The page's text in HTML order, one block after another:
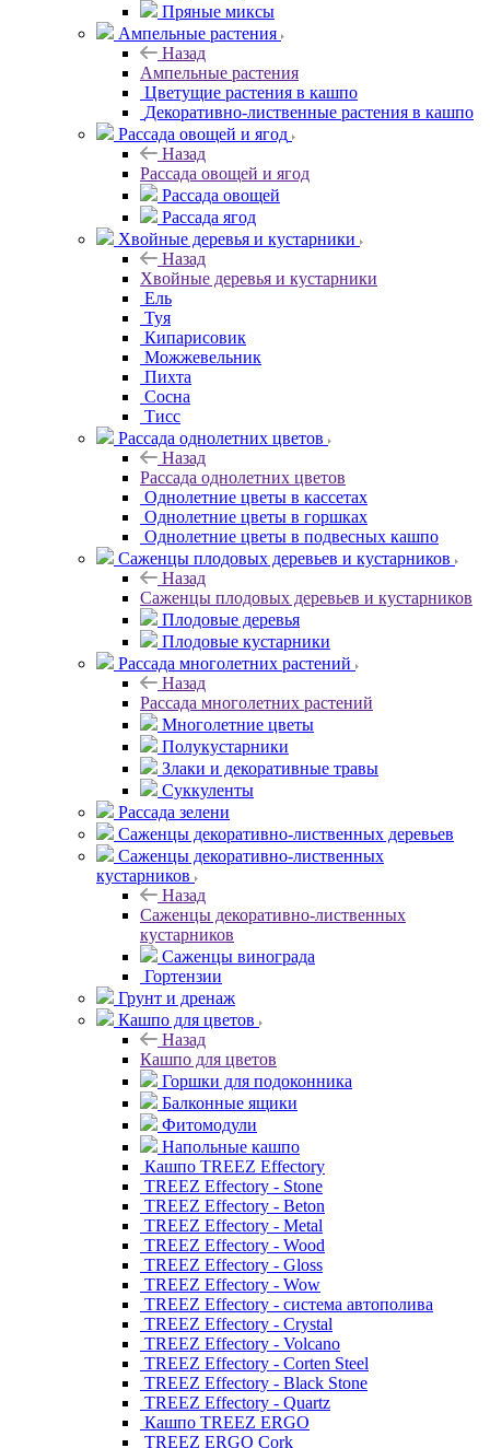
Пряные миксы
Ампельные растения
Назад
Ампельные растения
Цветущие растения в кашпо
Декоративно-лиственные растения в кашпо
Рассада овощей и ягод
Назад
Рассада овощей и ягод
Рассада овощей
Рассада ягод
Хвойные деревья и кустарники
Назад
Хвойные деревья и кустарники
Ель
Туя
Кипарисовик
Можжевельник
Пихта
Сосна
Тисc
Рассада однолетних цветов
Назад
Рассада однолетних цветов
Однолетние цветы в кассетах
Однолетние цветы в горшках
Однолетние цветы в подвесных кашпо
Саженцы плодовых деревьев и кустарников
Назад
Саженцы плодовых деревьев и кустарников
Плодовые деревья
Плодовые кустарники
Рассада многолетних растений
Назад
Рассада многолетних растений
Многолетние цветы
Полукустарники
Злаки и декоративные травы
Суккуленты
Рассада зелени
Саженцы декоративно-лиственных деревьев
Саженцы декоративно-лиственных
кустарников
Назад
Саженцы декоративно-лиственных
кустарников
Саженцы винограда
Гортензии
Грунт и дренаж
Кашпо для цветов
Назад
Кашпо для цветов
Горшки для подоконника
Балконные ящики
Фитомодули
Напольные кашпо
Кашпо TREEZ Effectory
TREEZ Effectory - Stone
TREEZ Effectory - Beton
TREEZ Effectory - Metal
TREEZ Effectory - Wood
TREEZ Effectory - Gloss
TREEZ Effectory - Wow
TREEZ Effectory - система автополива
TREEZ Effectory - Crystal
TREEZ Effectory - Volcano
TREEZ Effectory - Corten Steel
TREEZ Effectory - Black Stone
TREEZ Effectory - Quartz
Кашпо TREEZ ERGO
TREEZ ERGO Cork